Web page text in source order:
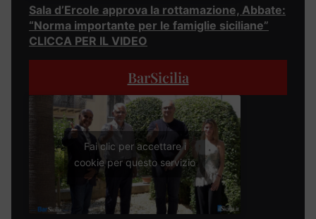
Sala d’Ercole approva la rottamazione, Abbate:
“Norma importante per le famiglie siciliane”
CLICCA PER IL VIDEO
BarSicilia
Fai clic per accettare i
cookie per questo servizio